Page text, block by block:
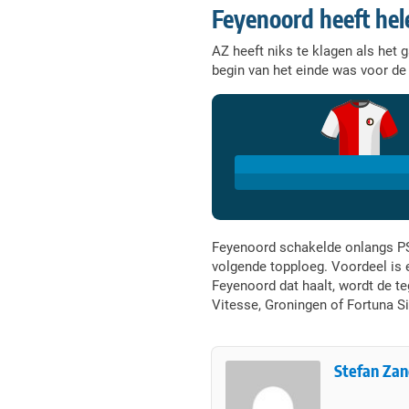
Feyenoord heeft
AZ heeft niks te klagen als het
begin van het einde was voor
Feyenoord schakelde onlangs
volgende topploeg. Voordeel is
Feyenoord dat haalt, wordt de
Vitesse, Groningen of Fortuna
Stefan